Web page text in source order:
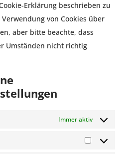
Erklärung beschrieben zu
von Cookies über
aber bitte beachte, dass
Umständen nicht richtig
Immer aktiv